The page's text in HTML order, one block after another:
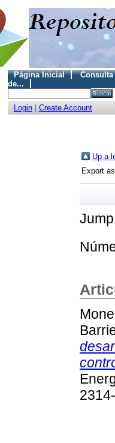
Página Inicial
de...
Login| Create Account
Up a
Export as